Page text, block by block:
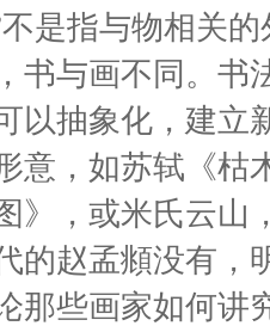
不是指与物相关
书与画不同。书
以抽象化，建立
意，如苏轼《枯
》，或米氏云
的赵孟頫没有，
那些画家如何讲